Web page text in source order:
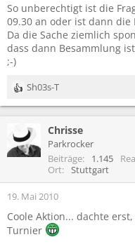
So unberechtigt ist die
09.30 an oder ist dann die
Da die Sache ziemlich
dass dann Besammlung
;-)
R
e
t
i
n
e
:
Sh03s-T
Chrisse
Parkrocker
Beiträge
1.145
Ort
Stuttgart
19. Mai 2010
Coole Aktion... dachte
Turnier